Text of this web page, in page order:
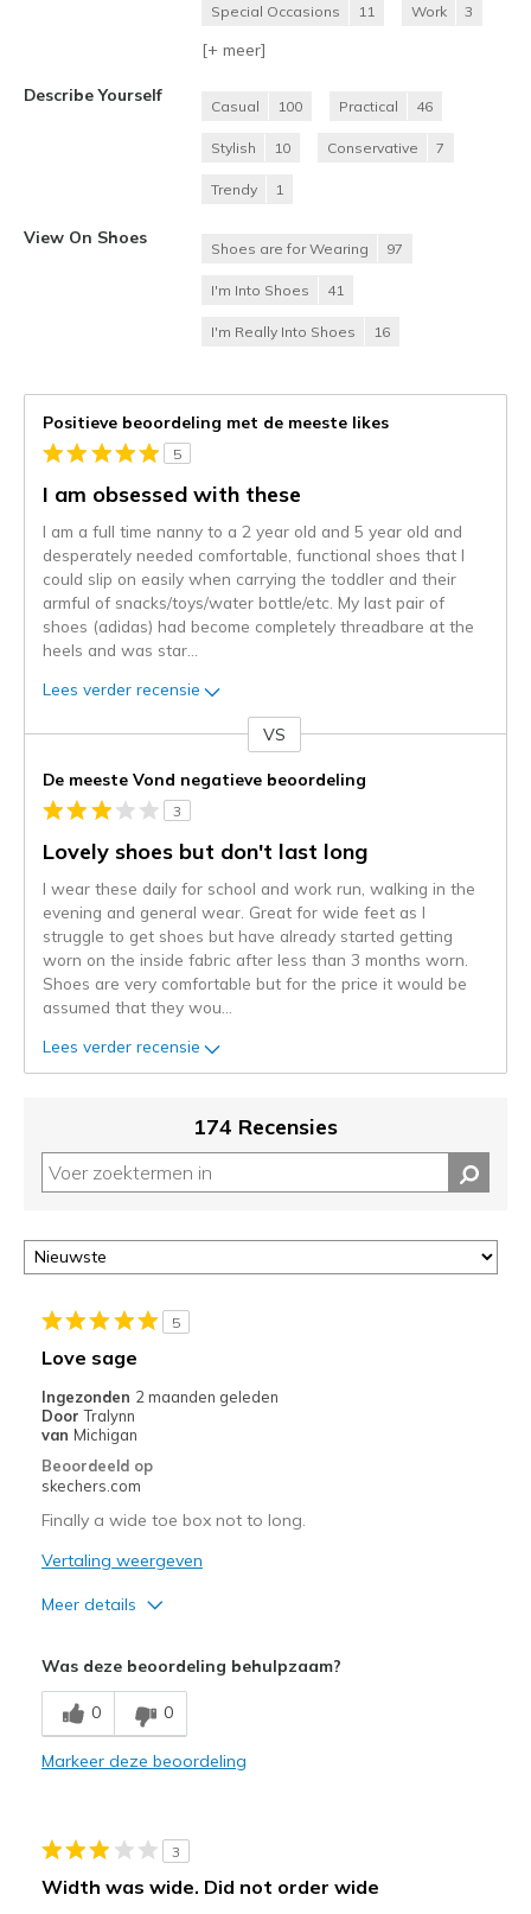
Special Occasions 11 Work 3
[+ meer]
Describe Yourself
Casual 100 Practical 46
Stylish 10 Conservative 7
Trendy 1
View On Shoes
Shoes are for Wearing 97
I'm Into Shoes 41
I'm Really Into Shoes 16
Positieve beoordeling met de meeste likes
5
I am obsessed with these
I am a full time nanny to a 2 year old and 5 year old and
desperately needed comfortable, functional shoes that I
could slip on easily when carrying the toddler and their
armful of snacks/toys/water bottle/etc. My last pair of
shoes (adidas) had become completely threadbare at the
heels and was star
Lees verder recensie
content
wordt
momenteel
gemigreerd
de
niejee
page_id.
kunt
status
van
deze
of
door
href="javascript:location.href=location.pathname;">hier</a>
page
met
de
migratiegeschiedenis
van
de
page_id
bezoeken.
VS
De meeste Vond negatieve beoordeling
3
Lovely shoes but don't last long
I wear these daily for school and work run, walking in the
evening and general wear. Great for wide feet as I
struggle to get shoes but have already started getting
worn on the inside fabric after less than 3 months worn.
Shoes are very comfortable but for the price it would be
assumed that they wou
Lees verder recensie
174 Recensies
5
Love sage
Ingezonden 2 maanden geleden
Door Tralynn
van Michigan
Beoordeeld op
skechers.com
Finally a wide toe box not to long.
Vertaling weergeven
Meer details
Breathe Well
Comfortable
Sizing
Was deze beoordeling behulpzaam?
0 0
Markeer deze beoordeling
3
Width was wide. Did not order wide